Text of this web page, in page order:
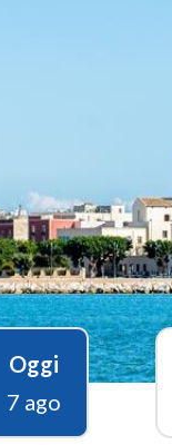
Oggi
7 ago